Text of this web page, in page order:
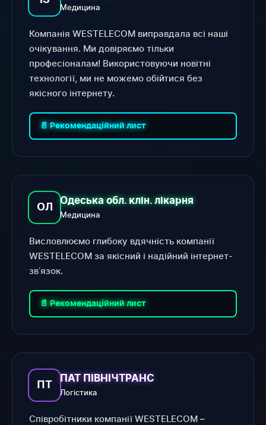
Медицина
Компанія WESTELECOM виправдала всі наші
очікування. Ми довіряємо тільки
професіоналам! Використовуючи новітні
технології, ми не можемо обійтися без
якісного інтернету.
📄 Рекомендаційний лист
ОЛ
Одеська обл. клін. лікарня
Медицина
Висловлюємо глибоку вдячність компанії
WESTELECOM за якісний і надійний інтернет-
звʼязок.
📄 Рекомендаційний лист
ПТ
ПАТ ПІВНІЧТРАНС
Логістика
Співробітники компанії WESTELECOM –